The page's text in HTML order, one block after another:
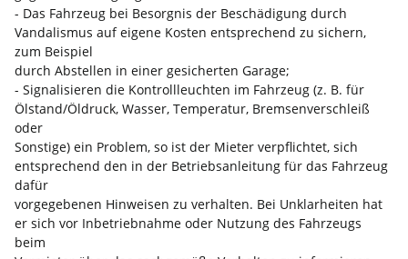
- Das Fahrzeug bei Besorgnis der Beschädigung durch
Vandalismus auf eigene Kosten entsprechend zu sichern,
zum Beispiel
durch Abstellen in einer gesicherten Garage;
- Signalisieren die Kontrollleuchten im Fahrzeug (z. B. für
Ölstand/Öldruck, Wasser, Temperatur, Bremsenverschleiß
oder
Sonstige) ein Problem, so ist der Mieter verpflichtet, sich
entsprechend den in der Betriebsanleitung für das Fahrzeug
dafür
vorgegebenen Hinweisen zu verhalten. Bei Unklarheiten hat
er sich vor Inbetriebnahme oder Nutzung des Fahrzeugs
beim